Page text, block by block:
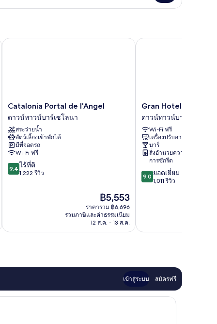
Catalonia
Portal
de
l'Angel
ดาวน์
ทาวน์
บาร์
เซ
โลนา
Catalonia Portal de l'Angel
ดาวน์ทาวน์บาร์เซโลนา
สระว่ายน้ำ
สัตว์เลี้ยงเข้าพักได้
มีที่จอดรถ
Wi-Fi ฟรี
9.4
จาก
9.4 ไร้ที่ติ
1,222 รีวิว
ราคา
ปัจจุบัน
คือ
฿5,553
฿5,553
ราคารวม ฿6,696
รวมภาษีและค่าธรรมเนียม
12 ส.ค. - 13 ส.ค.
Catalonia Portal de l'Angel
Gran
Hotel
Barcino
ดาวน์
ทาวน์
บาร์
เซ
Gran Hotel Barcino
ดาวน์ทาวน์บาร์เซโลนา
Wi-Fi ฟรี
เครื่องปรับอากาศ
บาร์
สิ่งอำนวยความสะดวกใน
การซักรีด
9.0
จาก
9.0 ยอดเยี่ยม
1,011 รีวิว
Gran Hotel Barcino
เข้าสู่ระบบ สมัครฟรี